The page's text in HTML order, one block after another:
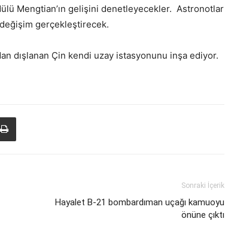
Mengtian’ın gelişini denetleyecekler. Astronotlar
gerçekleştirecek.
dışlanan Çin kendi uzay istasyonunu inşa ediyor.
Sonraki İçerik
Hayalet B-21 bombardıman uçağı kamuoyu
önüne çıktı